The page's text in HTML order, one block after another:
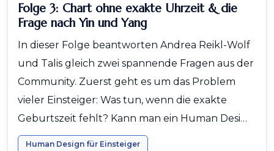
Folge 3: Chart ohne exakte Uhrzeit & die
Frage nach Yin und Yang
In dieser Folge beantworten Andrea Reikl-Wolf
und Talis gleich zwei spannende Fragen aus der
Community. Zuerst geht es um das Problem
vieler Einsteiger: Was tun, wenn die exakte
Geburtszeit fehlt? Kann man ein Human Desi…
Human Design für Einsteiger